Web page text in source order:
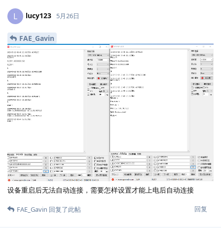
L lucy123 5月26日
FAE_Gavin
设备重启后无法自动连接，需要怎样设置才能上电后自动连接
回复
FAE_Gavin 回复了此帖